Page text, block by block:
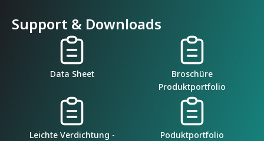
Support & Downloads
Data Sheet
Broschüre
Produktportfolio
Leichte Verdichtung -
Poduktportfolio